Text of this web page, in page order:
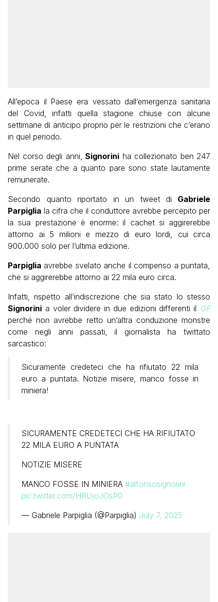
All’epoca il Paese era vessato dall’emergenza sanitaria
del Covid, infatti quella stagione chiuse con alcune
settimane di anticipo proprio per le restrizioni che c’erano
in quel periodo.
Nel corso degli anni, Signorini ha collezionato ben 247
prime serate che a quanto pare sono state lautamente
remunerate.
Secondo quanto riportato in un tweet di Gabriele
Parpiglia la cifra che il conduttore avrebbe percepito per
la sua prestazione è enorme: il cachet si aggirerebbe
attorno ai 5 milioni e mezzo di euro lordi, cui circa
900.000 solo per l’ultima edizione.
Parpiglia avrebbe svelato anche il compenso a puntata,
che si aggirerebbe attorno ai 22 mila euro circa.
Infatti, rispetto all’indiscrezione che sia stato lo stesso
Signorini a voler dividere in due edizioni differenti il GF
perché non avrebbe retto un’altra conduzione monstre
come negli anni passati, il giornalista ha twittato
sarcastico:
Sicuramente credeteci che ha rifiutato 22 mila
euro a puntata. Notizie misere, manco fosse in
miniera!
SICURAMENTE CREDETECI CHE HA RIFIUTATO
22 MILA EURO A PUNTATA
NOTIZIE MISERE
MANCO FOSSE IN MINIERA #alfonsosignorini
pic.twitter.com/HRUjoJOsP0
— Gabriele Parpiglia (@Parpiglia) July 7, 2025